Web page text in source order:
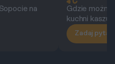
na
Gdzie
kuchni
Zadaj